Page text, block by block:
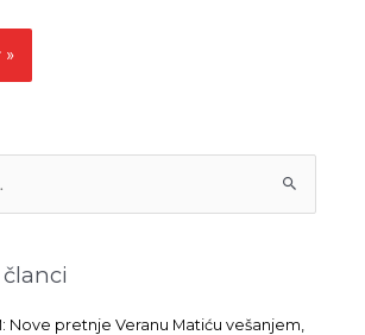
Nove pretnje Veranu Matiću vešanjem,